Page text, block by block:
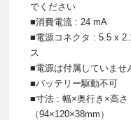
でください
■消費電流 : 24 mA
■電源コネクタ : 5.5 x
ス
■電源は付属していませ
■バッテリー駆動不可
■寸法 : 幅×奥行き×高さ
（94×120×38mm）